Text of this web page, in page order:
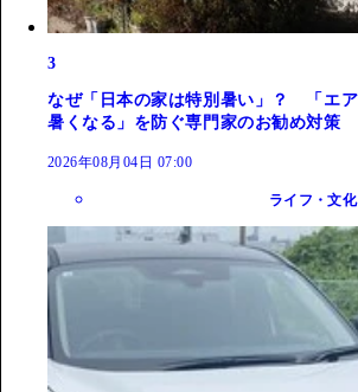
3
なぜ「日本の家は特別暑い」？ 「エ
暑くなる」を防ぐ専門家のお勧め対策
2026年08月04日 07:00
ライフ・文化